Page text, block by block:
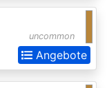
uncommon
Angebote